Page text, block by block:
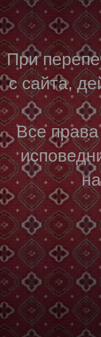
При
с сайта,
Все